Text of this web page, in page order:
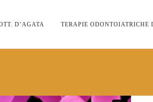
D’AGATA TERAPIE ODONTOIATRICHE